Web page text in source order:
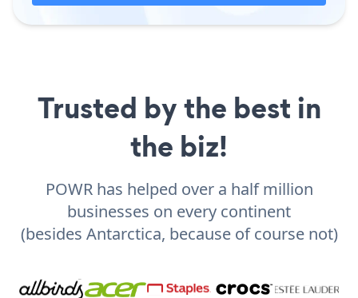
Trusted by the best in
the biz!
POWR has helped over a half million
businesses on every continent
(besides Antarctica, because of course not)